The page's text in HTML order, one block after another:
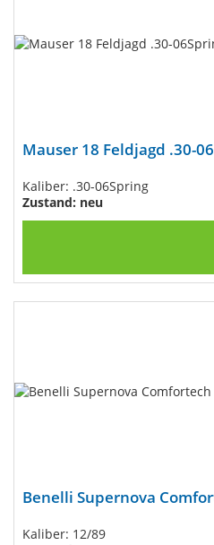
Mauser 18 Feldjagd .30-
Kaliber: .30-06Spring
Zustand: neu
Benelli Supernova
Kaliber: 12/89